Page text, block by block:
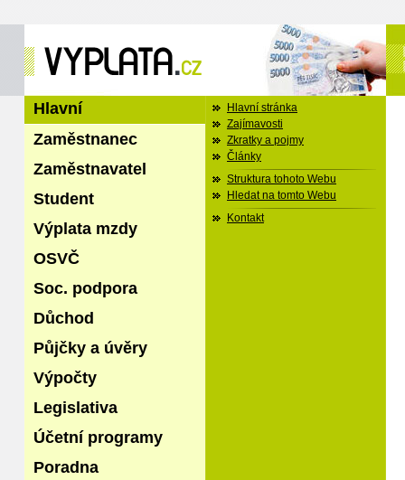
Hlavní
Zaměstnanec
Zaměstnavatel
Student
Výplata mzdy
OSVČ
Soc. podpora
Důchod
Půjčky a úvěry
Výpočty
Legislativa
Účetní programy
Poradna
Hlavní stránka
Zajímavosti
Zkratky a pojmy
Články
Struktura tohoto Webu
Hledat na tomto Webu
Kontakt